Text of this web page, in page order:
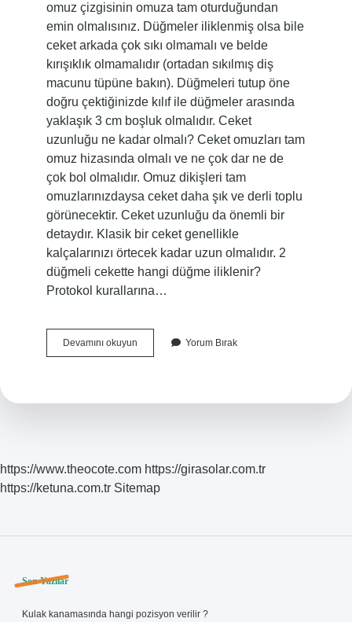
omuz çizgisinin omuza tam oturduğundan
emin olmalısınız. Düğmeler iliklenmiş olsa bile
ceket arkada çok sıkı olmamalı ve belde
kırışıklık olmamalıdır (ortadan sıkılmış diş
macunu tüpüne bakın). Düğmeleri tutup öne
doğru çektiğinizde kılıf ile düğmeler arasında
yaklaşık 3 cm boşluk olmalıdır. Ceket
uzunluğu ne kadar olmalı? Ceket omuzları tam
omuz hizasında olmalı ve ne çok dar ne de
çok bol olmalıdır. Omuz dikişleri tam
omuzlarınızdaysa ceket daha şık ve derli toplu
görünecektir. Ceket uzunluğu da önemli bir
detaydır. Klasik bir ceket genellikle
kalçalarınızı örtecek kadar uzun olmalıdır. 2
düğmeli cekette hangi düğme iliklenir?
Protokol kurallarına…
Devamını okuyunCeket
Nasıl
Yorum Bırak
https://www.theocote.com https://girasolar.com.tr
https://ketuna.com.tr Sitemap
Sidebar
Son Yazılar
Kulak kanamasında hangi pozisyon verilir ?